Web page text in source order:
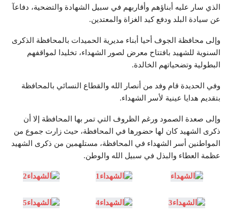
الذي سار عليه أبناؤهم وأقاربهم في سبيل الشهادة والتضحية، دفاعآ
عن سيادة البلد ودفع كيد الغزاة والمعتدين.
وإلى محافظة الجوف أحيا أبناء مديرية الحميدات بالمحافظة الذكرى
السنوية للشهيد بافتتاح معرض لصور الشهداء، تخليدا لمواقفهم
البطولية وتضحياتهم الخالدة.
وفي الحديدة قام وفد من أنصار الله والقطاع النسائي بالمحافظة
بتقديم هدايا عينية لأسر الشهداء.
وإلى صعدة الصمود ورغم الظروف التي تمر بها المحافظة إلا أن
ذكرى الشهيد كان لها حضورها في المحافظة، حيث زارت جموع من
المواطنين أسر الشهداء في المحافظة، مستلهمين من ذكرى الشهيد
عظمة العطاء والبذل في سبيل الله والوطن.